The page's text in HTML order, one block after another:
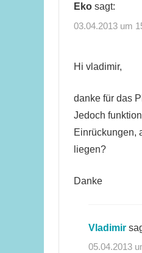
Eko sagt:
03.04.2013 um
Hi vladimir,
danke für das
Jedoch
Einrückungen,
liegen?
Danke
Vladimir
05.04.2013